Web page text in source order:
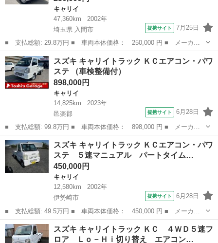
キャリイ
47,360km
2002年
埼玉県 入間市
提携サイト 7月25日
■ 支払総額: 29.8万円 ■ 車両本体価格： 250,000 円 ■ メーカー
名： スズキ ■ 車種名： キャリイトラック ■ グレード名： Ｋ
Ｃエアコン・パワステ ５ＭＴ 三方開 カーラジオ ■ 排気量：
660cc...
埼玉 入間市 キャリイ
スズキ キャリイトラック ＫＣエアコン・パワ
ステ （車検整備付）
898,000円
キャリイ
14,825km
2023年
邑楽郡
提携サイト 6月28日
■ 支払総額: 99.8万円 ■ 車両本体価格： 898,000 円 ■ メーカー
名： スズキ ■ 車種名： キャリイトラック ■ グレード名： Ｋ
Ｃエアコン・パワステ ■ 排気量： 660cc ■ ドア枚数： 2D ■ ...
群馬 邑楽郡 キャリイ
スズキ キャリイトラック ＫＣエアコン・パワ
ステ ５速マニュアル パートタイム…
450,000円
キャリイ
12,580km
2002年
伊勢崎市
提携サイト 6月28日
■ 支払総額: 49.5万円 ■ 車両本体価格： 450,000 円 ■ メーカー
名： スズキ ■ 車種名： キャリイトラック ■ グレード名： Ｋ
Ｃエアコン・パワステ ５速マニュアル パートタイム４ＷＤ 高低
二段切替式 ...
群馬 伊勢崎市 キャリイ
スズキ キャリイトラック ＫＣ ４ＷＤ５速フ
ロア Ｌｏ－Ｈｉ切り替え エアコン…